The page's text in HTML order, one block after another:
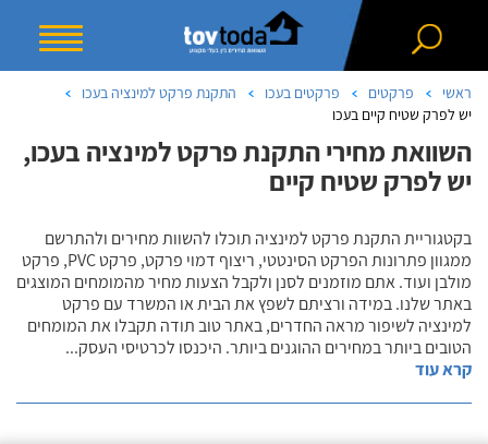
ראשי פרקטים פרקטים בעכו
התקנת פרקט למינציה בעכו
יש לפרק שטיח קיים בעכו
השוואת מחירי התקנת פרקט למינציה בעכו,
יש לפרק שטיח קיים
בקטגוריית התקנת פרקט למינציה תוכלו להשוות מחירים ולהתרשם
ממגוון פתרונות הפרקט הסינטטי, ריצוף דמוי פרקט, פרקט PVC, פרקט
מולבן ועוד. אתם מוזמנים לסנן ולקבל הצעות מחיר מהמומחים המוצגים
באתר שלנו. במידה ורציתם לשפץ את הבית או המשרד עם פרקט
למינציה לשיפור מראה החדרים, באתר טוב תודה תקבלו את המומחים
הטובים ביותר במחירים ההוגנים ביותר. היכנסו לכרטיסי העסק...
קרא עוד